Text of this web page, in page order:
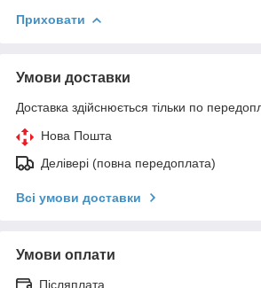
Приховати
Умови доставки
Доставка здійснюється тільки по
Нова Пошта
Делівері (повна передоплата)
Всі умови доставки
Умови оплати
Післяплата